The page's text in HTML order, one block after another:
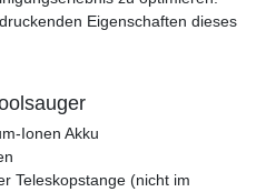
Eigenschaften dieses
Ionen Akku
Teleskopstange (nicht im